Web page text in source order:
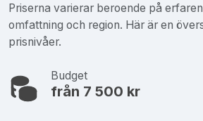
Priserna varierar beroende på
omfattning och region. Här är en
prisnivåer.
Budget
från 7 500 kr